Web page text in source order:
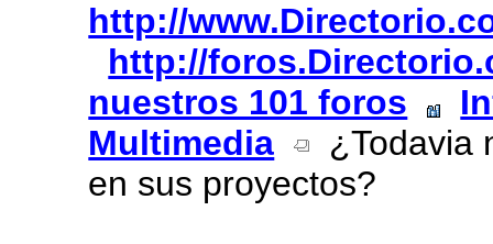
http://
http://
nuestros 101 foros
Multimedia
¿Todavia
en sus proyectos?